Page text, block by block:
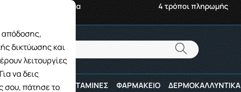
από το Κατάστημα 4 τρόποι πληρωμής
Αναζήτηση
ΑΘΛΗΤΕΣ ΒΙΤΑΜΙΝΕΣ ΦΑΡΜΑΚΕΙΟ ΔΕΡΜΟΚΑΛΛΥΝΤΙΚΑ
Αναζήτηση
απόδοσης,
δικτύωσης και
λειτουργίες
να δεις
σου, πάτησε το